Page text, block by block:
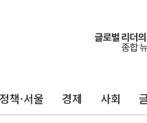
정책·서울 경제 사회